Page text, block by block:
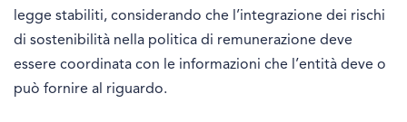
legge stabiliti, considerando che l’integrazione dei rischi
di sostenibilità nella politica di remunerazione deve
essere coordinata con le informazioni che l’entità deve o
può fornire al riguardo.